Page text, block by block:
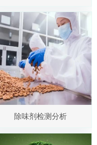
除味剂检测分析